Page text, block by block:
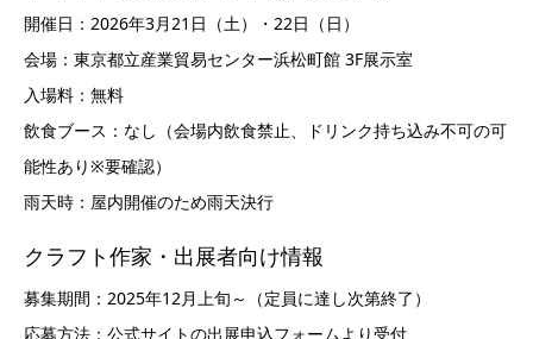
開催日：2026年3月21日（土）・22日（日）
会場：東京都立産業貿易センター浜松町館 3F展示室
入場料：無料
飲食ブース：なし（会場内飲食禁止、ドリンク持ち込み不可の可
能性あり※要確認）
雨天時：屋内開催のため雨天決行
クラフト作家・出展者向け情報
募集期間：2025年12月上旬～（定員に達し次第終了）
応募方法：公式サイトの出展申込フォームより受付